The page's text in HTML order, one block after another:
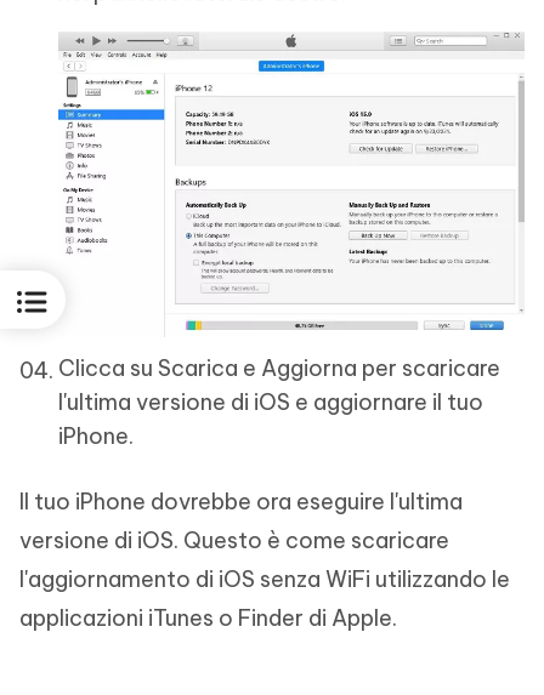
Clicca su Scarica e Aggiorna per scaricare
l'ultima versione di iOS e aggiornare il tuo
iPhone.
Il tuo iPhone dovrebbe ora eseguire l'ultima
versione di iOS. Questo è come scaricare
l'aggiornamento di iOS senza WiFi utilizzando le
applicazioni iTunes o Finder di Apple.